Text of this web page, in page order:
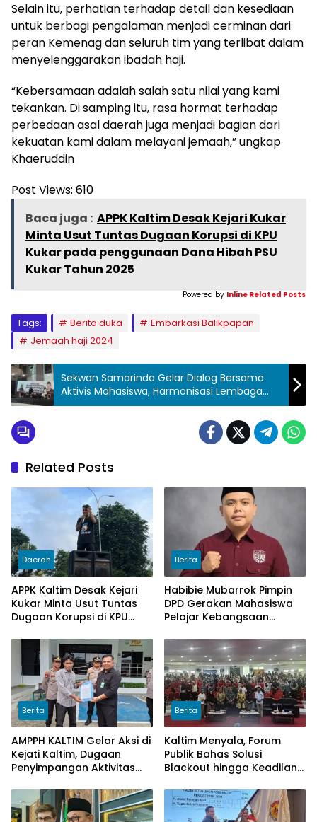
Selain itu, perhatian terhadap detail dan kesediaan
untuk berbagi pengalaman menjadi cerminan dari
peran Kemenag dan seluruh tim yang terlibat dalam
menyelenggarakan ibadah haji.
“Kebersamaan adalah salah satu nilai yang kami
tekankan. Di samping itu, rasa hormat terhadap
perbedaan asal daerah juga menjadi bagian dari
kekuatan kami dalam melayani jemaah,” ungkap
Khaeruddin
Post Views: 610
Baca juga : APPK Kaltim Desak Kejari Kukar
Minta Usut Tuntas Dugaan Korupsi di KPU
Kukar pada penggunaan Dana Hibah PSU
Kukar Tahun 2025
Powered by Inline Related Posts
Tags: Berita duka
Embarkasi Balikpapan
Jemaah haji 2024
Sekwan Samarinda Gelar Dialog Bersama
Aktivis Mahasiswa, Harmonisasi Lembaga
Birokrasi Dan Politik
Related Posts
Daerah
APPK Kaltim Desak Kejari
Kukar Minta Usut Tuntas
Dugaan Korupsi di KPU
Dana Hibah PSU Kukar
Tahun 2025
Berita
Habibie Mubarrok Pimpin
DPD Gerakan Mahasiswa
Pelajar Kebangsaan
Berita
AMPPH KALTIM Gelar Aksi di
Kejati Kaltim, Dugaan
Penyimpangan Aktivitas
Sawit di Logpond Tubaan
Berita
Kaltim Menyala, Forum
Publik Bahas Solusi
Blackout hingga Keadilan